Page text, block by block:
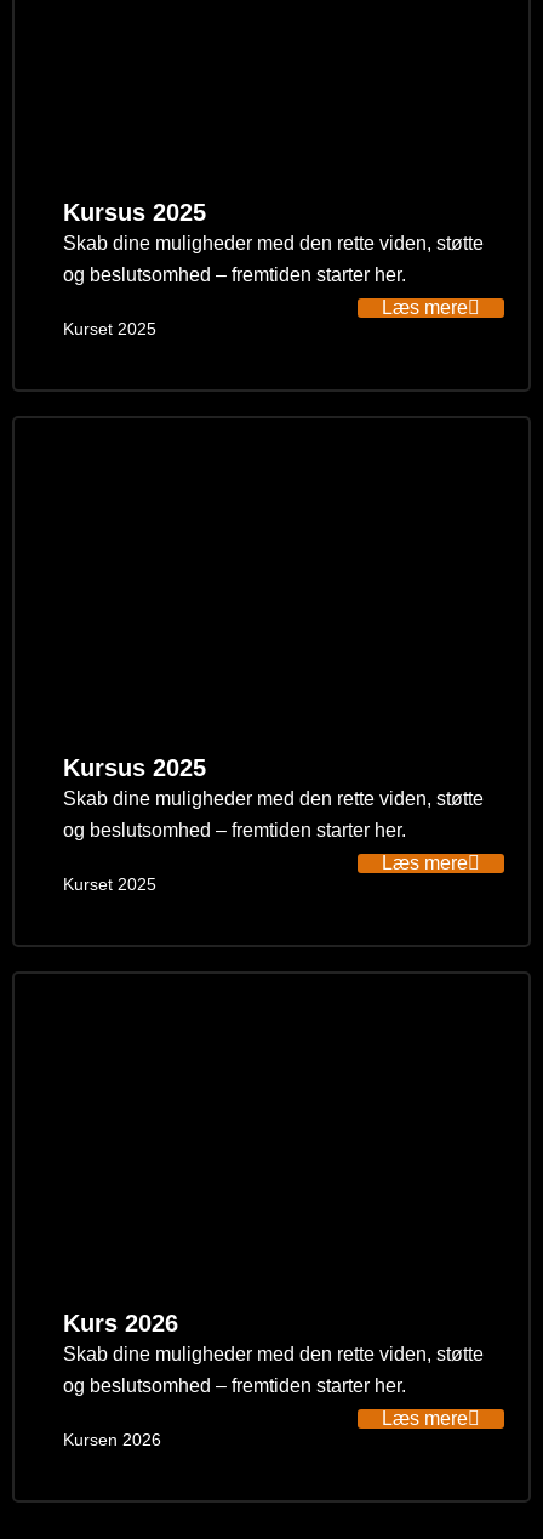
Kursus 2025
Skab dine muligheder med den rette viden, støtte
og beslutsomhed – fremtiden starter her.
Kurset 2025
Læs mere
Kursus 2025
Skab dine muligheder med den rette viden, støtte
og beslutsomhed – fremtiden starter her.
Kurset 2025
Læs mere
Kurs 2026
Skab dine muligheder med den rette viden, støtte
og beslutsomhed – fremtiden starter her.
Kursen 2026
Læs mere